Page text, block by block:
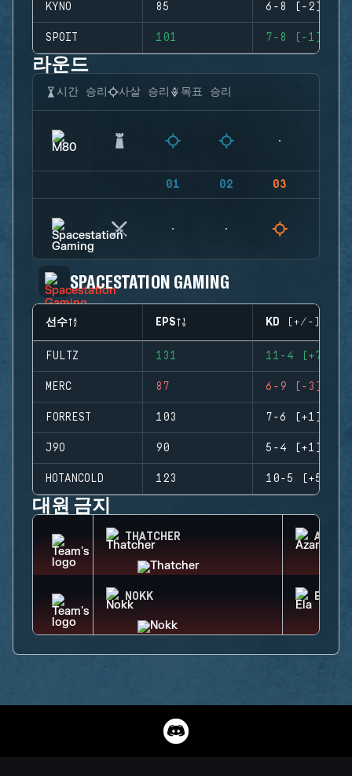
KYNO 85 6-8 (-2)
SPOIT 101 7-8 (-1)
라운드
시간 승리 사살 승리 목표 승리
01 02 03
SPACESTATION GAMING
선수 EPS KD (+/-)
FULTZ 131 11-4 (+7)
MERC 87 6-9 (-3)
FORREST 103 7-6 (+1)
J9O 90 5-4 (+1)
HOTANCOLD 123 10-5 (+5)
대원 금지
THATCHER AZAMI
NOKK ELA